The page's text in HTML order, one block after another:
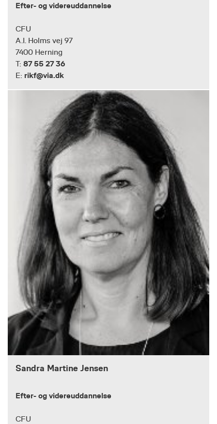
Efter- og videreuddannelse
CFU
A.I. Holms vej 97
7400 Herning
T: 87 55 27 36
E: rikf@via.dk
Sandra Martine Jensen
Efter- og videreuddannelse
CFU